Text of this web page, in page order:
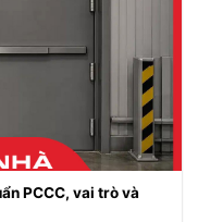
PCCC, vai trò và